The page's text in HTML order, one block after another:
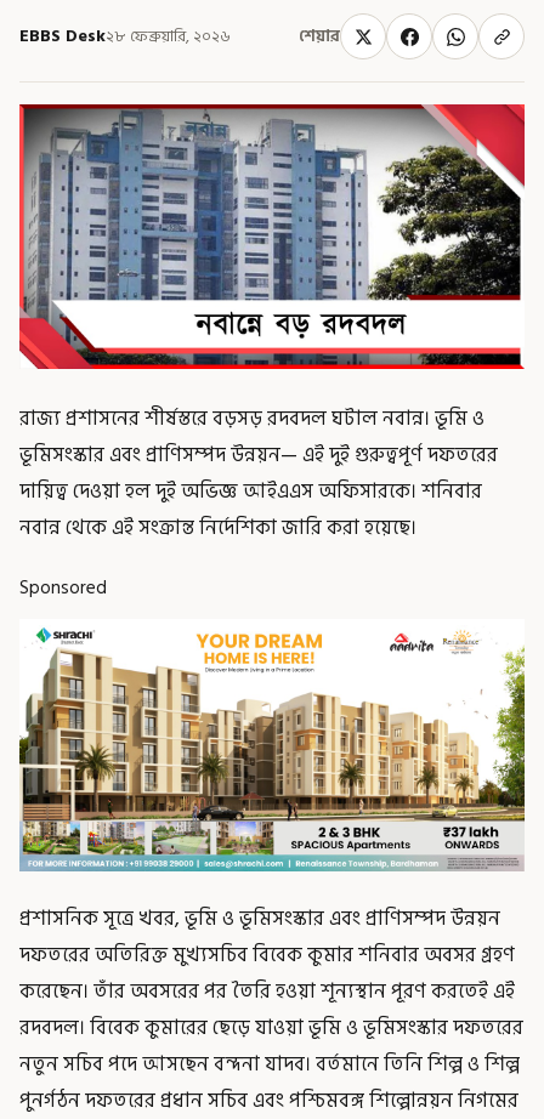
EBBS Desk২৮ ফেব্রুয়ারি, ২০২৬ শেয়ার
রাজ্য প্রশাসনের শীর্ষস্তরে বড়সড় রদবদল ঘটাল নবান্ন। ভূমি ও
ভূমিসংস্কার এবং প্রাণিসম্পদ উন্নয়ন— এই দুই গুরুত্বপূর্ণ দফতরের
দায়িত্ব দেওয়া হল দুই অভিজ্ঞ আইএএস অফিসারকে। শনিবার
নবান্ন থেকে এই সংক্রান্ত নির্দেশিকা জারি করা হয়েছে।
Sponsored
প্রশাসনিক সূত্রে খবর, ভূমি ও ভূমিসংস্কার এবং প্রাণিসম্পদ উন্নয়ন
দফতরের অতিরিক্ত মুখ্যসচিব বিবেক কুমার শনিবার অবসর গ্রহণ
করেছেন। তাঁর অবসরের পর তৈরি হওয়া শূন্যস্থান পূরণ করতেই এই
রদবদল। বিবেক কুমারের ছেড়ে যাওয়া ভূমি ও ভূমিসংস্কার দফতরের
নতুন সচিব পদে আসছেন বন্দনা যাদব। বর্তমানে তিনি শিল্প ও শিল্প
পুনর্গঠন দফতরের প্রধান সচিব এবং পশ্চিমবঙ্গ শিল্পোন্নয়ন নিগমের